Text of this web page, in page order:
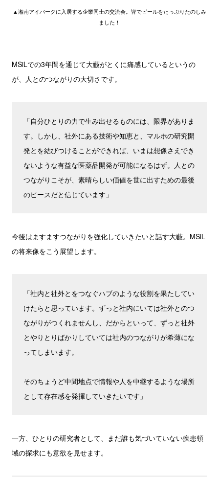
▲湘南アイパークに入居する企業同士の交流会。皆でビールをたっぷりたのしみ
ました！
MSiLでの3年間を通じて大藪がとくに痛感しているというの
が、人とのつながりの大切さです。
「自分ひとりの力で生み出せるものには、限界がありま
す。しかし、社外にある技術や知恵と、マルホの研究開
発とを結びつけることができれば、いまは想像さえでき
ないような有益な医薬品開発が可能になるはず。人との
つながりこそが、素晴らしい価値を世に出すための最後
のピースだと信じています」
今後はますますつながりを強化していきたいと話す大藪。MSiL
の将来像をこう展望します。
「社内と社外とをつなぐハブのような役割を果たしてい
けたらと思っています。ずっと社内にいては社外とのつ
ながりがつくれませんし、だからといって、ずっと社外
とやりとりばかりしていては社内のつながりが希薄にな
ってしまいます。
そのちょうど中間地点で情報や人を中継するような場所
として存在感を発揮していきたいです」
一方、ひとりの研究者として、まだ誰も気づいていない疾患領
域の探求にも意欲を見せます。